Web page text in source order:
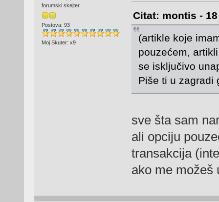
forumski skejter
Postova: 93
Moj Skuter: x9
Citat: montis -
(artikle koje
pouzećem,
se isključivo
Piše ti u zagradi
sve šta sam
ali opciju
transakcija
ako me možeš